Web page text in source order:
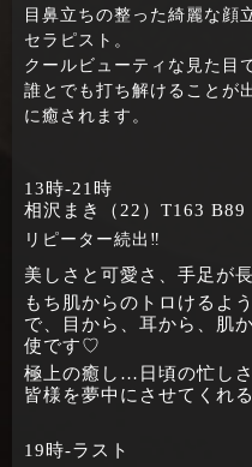
目鼻立ちの整った綺麗な顔
セラピスト。
クールビューティな見た目
誰とでも打ち解けることが
に癒されます。
13時‐21時
相沢まき（22）T163 B89
リピーター続出‼
美しさと可愛さ、手足が
もち肌からのトロけるよ
で、目から、耳から、肌
使です♡
極上の癒し…日頃の忙し
皆様を夢中にさせてくれ
19時‐ラスト